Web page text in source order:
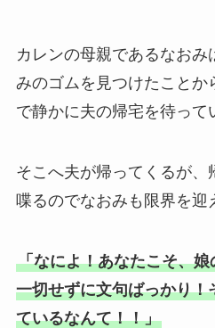
カレンの母親であるなおみ
みのゴムを見つけたことか
で静かに夫の帰宅を待って
そこへ夫が帰ってくるが、
喋るのでなおみも限界を迎
「なによ！あなたこそ、
一切せずに文句ばっかり！
ているなんて！！」